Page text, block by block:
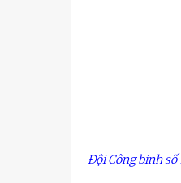
Đội Công binh số